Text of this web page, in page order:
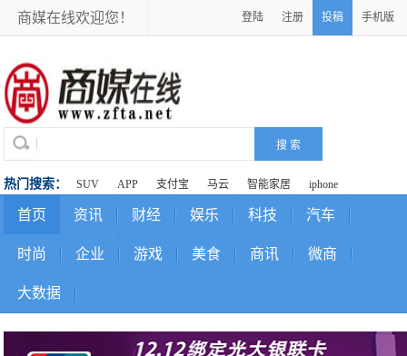
商媒在线欢迎您！ 登陆 注册 投稿 手机版
热门搜索： SUV APP 支付宝 马云 智能家居 iphone
首页 资讯 财经 娱乐 科技 汽车
时尚 企业 游戏 美食 商讯 微商
大数据